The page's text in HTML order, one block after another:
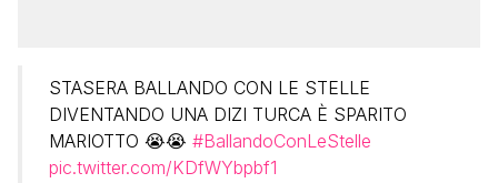
STASERA BALLANDO CON LE STELLE
DIVENTANDO UNA DIZI TURCA È SPARITO
MARIOTTO 😭😭 #BallandoConLeStelle
pic.twitter.com/KDfWYbpbf1